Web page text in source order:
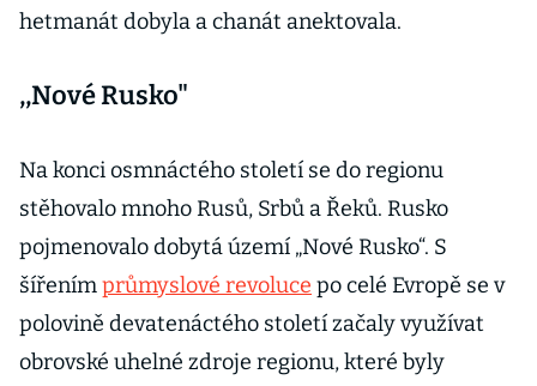
hetmanát dobyla a chanát anektovala.
,,Nové Rusko"
Na konci osmnáctého století se do regionu
stěhovalo mnoho Rusů, Srbů a Řeků. Rusko
pojmenovalo dobytá území „Nové Rusko“. S
šířenímprůmyslové revoluce po celé Evropě se v
polovině devatenáctého století začaly využívat
obrovské uhelné zdroje regionu, které byly